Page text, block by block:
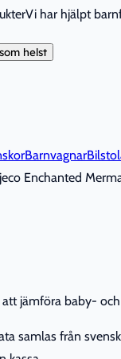
Vi har hjälpt
helst
Barnvagnar
Enchanted
jämföra baby-
samlas från